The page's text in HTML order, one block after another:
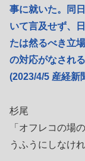
事に就いた。同
いて言及せず、
たは然るべき立
の対応がなされ
(2023/4/5 産経新
杉尾
「オフレコの場
うふうにしなけ